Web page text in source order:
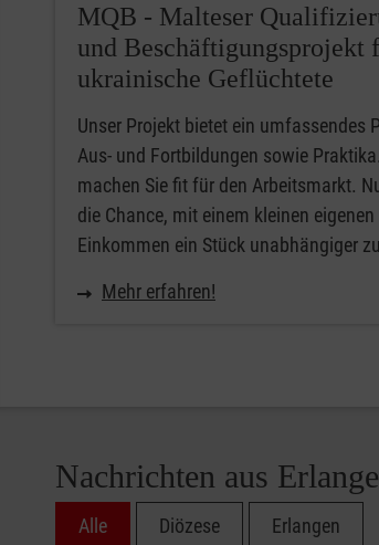
MQB - Malteser
und Beschäftigungsprojekt
ukrainische Geflüchtete
Unser Projekt bietet ein umfassendes
Aus- und Fortbildungen sowie
machen Sie fit für den Arbeitsmarkt.
die Chance, mit einem kleinen eigenen
Einkommen ein Stück unabhängiger
Mehr erfahren!
Nachrichten aus
Alle Diözese Erlangen